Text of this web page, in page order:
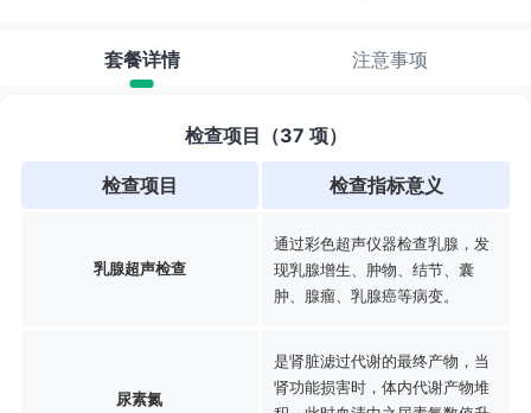
套餐详情 注意事项
检查项目（37 项）
检查项目 检查指标意义
乳腺超声检查
通过彩色超声仪器检查乳腺，发
现乳腺增生、肿物、结节、囊
肿、腺瘤、乳腺癌等病变。
尿素氮
是肾脏滤过代谢的最终产物，当
肾功能损害时，体内代谢产物堆